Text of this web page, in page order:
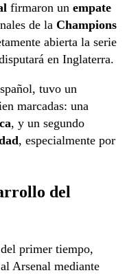
firmaron un empate
de la Champions
abierta la serie
en Inglaterra.
tuvo un
marcadas: una
, y un segundo
, especialmente por
del
primer tiempo,
Arsenal mediante